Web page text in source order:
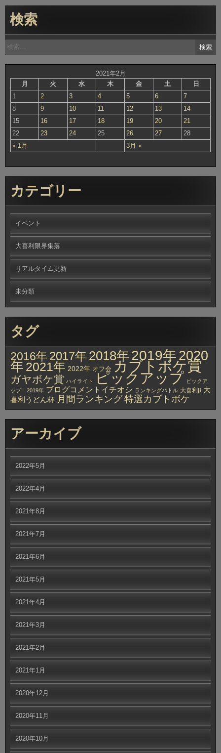
検索
検
索:
2021年2月
月
火 水 木 金 土 日
« 1月 3月 »
1 2 3 4 5 6
7
8
9 10 11 12 13
14
15
16 17 18 19 20
21
22
23 24 25 26 27 28
カテゴリー
イベント
大喜利限界集落
リアルタイム更新
未分類
タグ
2016年 2017年 2018年 2019年2020
年 2021年 2022年 オフ会 カブトボケ賞
ガヤボケ賞 ハイライト ピックアップ ピックア
ップ 2019年 ブログコメントイチオシ ランキングバトル 大喜利β 大
喜利うどん杯 月間ランキング特選カブトボケ
アーカイブ
2022年5月
2022年4月
2021年8月
2021年7月
2021年6月
2021年5月
2021年4月
2021年3月
2021年2月
2021年1月
2020年12月
2020年11月
2020年10月